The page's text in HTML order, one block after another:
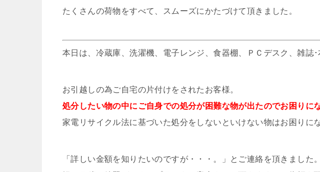
たくさんの荷物をすべて、スムーズにかたづけて頂きました。
本日は、冷蔵庫、洗濯機、電子レンジ、食器棚、ＰＣデスク、雑誌･
お引越しの為ご自宅の片付けをされたお客様。
処分したい物の中にご自身での処分が困難な物が出たのでお困りに
家電リサイクル法に基づいた処分をしないといけない物はお困りに
「詳しい金額を知りたいのですが・・・。」とご連絡を頂きました。